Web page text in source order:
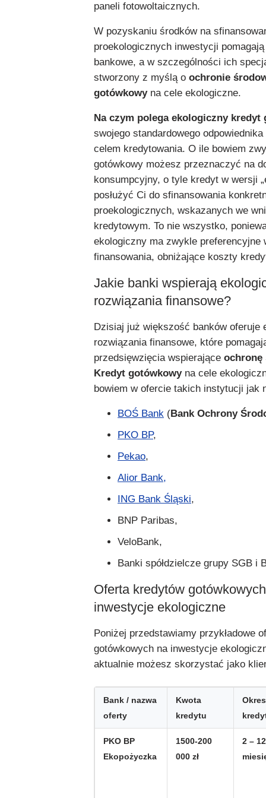
paneli fotowoltaicznych.
W pozyskaniu środków na
proekologicznych inwestycji
bankowe, a w szczególności ich
stworzony z myślą o ochronie
gotówkowyna cele ekologiczne.
Na czym polega ekologiczny kredyt
swojego standardowego odpowiednika
celem kredytowania. O ile bowiem
gotówkowy możesz przeznaczyć na
konsumpcyjny, o tyle kredyt w wersji
posłużyć Ci do sfinansowania
proekologicznych, wskazanych we
kredytowym. To nie wszystko,
ekologiczny ma zwykle preferencyjne
finansowania, obniżające koszty
Jakie banki wspierają
rozwiązania finansowe?
Dzisiaj już większość banków oferuje
rozwiązania finansowe, które
przedsięwzięcia wspierające ochronę
Kredyt gotówkowyna cele
bowiem w ofercie takich instytucji jak
BOŚ Bank (Bank Ochrony
PKO BP,
Pekao,
Alior Bank,
ING Bank Śląski,
BNP Paribas,
VeloBank,
Banki spółdzielcze grupy SGB i
Oferta kredytów
inwestycje ekologiczne
Poniżej przedstawiamy przykładowe
gotówkowych na inwestycje
aktualnie możesz skorzystać jako
Bank / nazwa
oferty
Kwota
kredytu
Okres
PKO BP
Ekopożyczka
1500-200
000 zł
2 –